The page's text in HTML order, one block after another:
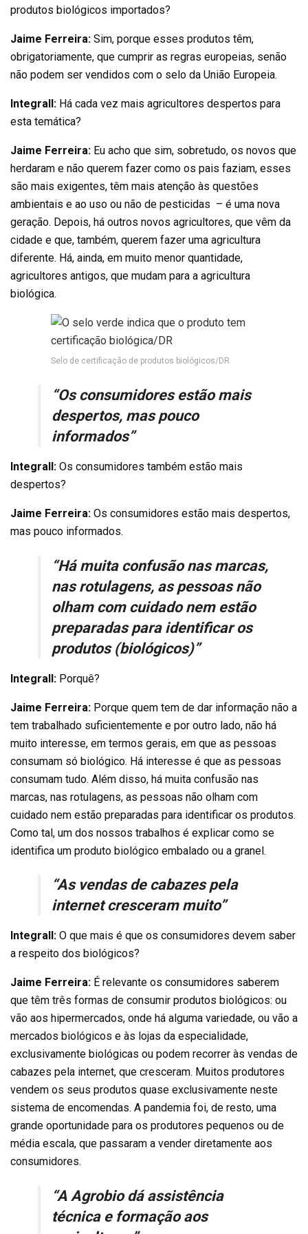
produtos biológicos importados?
Jaime Ferreira: Sim, porque esses produtos têm,
obrigatoriamente, que cumprir as regras europeias, senão
não podem ser vendidos com o selo da União Europeia.
Integrall: Há cada vez mais agricultores despertos para
esta temática?
Jaime Ferreira: Eu acho que sim, sobretudo, os novos que
herdaram e não querem fazer como os pais faziam, esses
são mais exigentes, têm mais atenção às questões
ambientais e ao uso ou não de pesticidas – é uma nova
geração. Depois, há outros novos agricultores, que vêm da
cidade e que, também, querem fazer uma agricultura
diferente. Há, ainda, em muito menor quantidade,
agricultores antigos, que mudam para a agricultura
biológica.
Selo de certificação de produtos biológicos/DR
“Os consumidores estão mais
despertos, mas pouco
informados”
Integrall: Os consumidores também estão mais
despertos?
Jaime Ferreira: Os consumidores estão mais despertos,
mas pouco informados.
“Há muita confusão nas marcas,
nas rotulagens, as pessoas não
olham com cuidado nem estão
preparadas para identificar os
produtos (biológicos)”
Integrall: Porquê?
Jaime Ferreira: Porque quem tem de dar informação não a
tem trabalhado suficientemente e por outro lado, não há
muito interesse, em termos gerais, em que as pessoas
consumam só biológico. Há interesse é que as pessoas
consumam tudo. Além disso, há muita confusão nas
marcas, nas rotulagens, as pessoas não olham com
cuidado nem estão preparadas para identificar os produtos.
Como tal, um dos nossos trabalhos é explicar como se
identifica um produto biológico embalado ou a granel.
“As vendas de cabazes pela
internet cresceram muito”
Integrall: O que mais é que os consumidores devem saber
a respeito dos biológicos?
Jaime Ferreira: É relevante os consumidores saberem
que têm três formas de consumir produtos biológicos: ou
vão aos hipermercados, onde há alguma variedade, ou vão a
mercados biológicos e às lojas da especialidade,
exclusivamente biológicas ou podem recorrer às vendas de
cabazes pela internet, que cresceram. Muitos produtores
vendem os seus produtos quase exclusivamente neste
sistema de encomendas. A pandemia foi, de resto, uma
grande oportunidade para os produtores pequenos ou de
média escala, que passaram a vender diretamente aos
consumidores.
“A Agrobio dá assistência
técnica e formação aos